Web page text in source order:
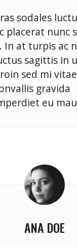
sodales
placerat nunc
In at turpis ac
sagittis in
sed mi
gravida
eu
ANA DOE